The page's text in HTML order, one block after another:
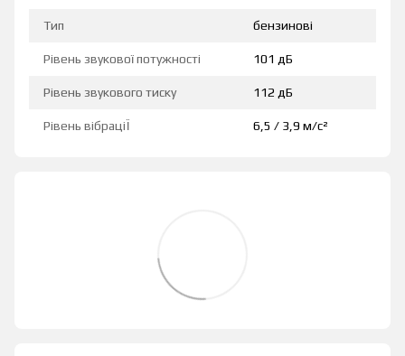
Тип бензинові
Рівень звукової потужності 101 дБ
Рівень звукового тиску 112 дБ
Рівень вібраціЇ 6,5 / 3,9 м/с²